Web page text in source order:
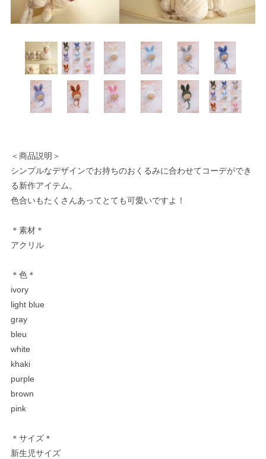
＜商品説明＞
シンプルなデザインでお持ちのおくるみに合わせてコーデができ
る新作アイテム。
色合いもたくさんあってとても可愛いですよ！
＊素材＊
アクリル
＊色＊
ivory
light blue
gray
bleu
white
khaki
purple
brown
pink
＊サイズ＊
新生児サイズ